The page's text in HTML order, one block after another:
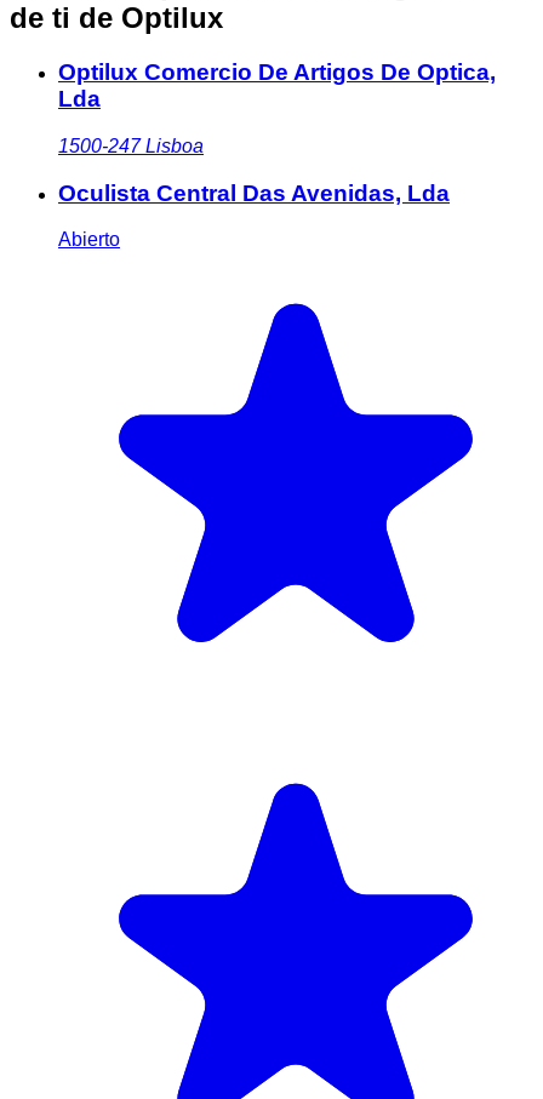
de ti de Optilux
Optilux Comercio De Artigos De Optica,
Lda
1500-247 Lisboa
Oculista Central Das Avenidas, Lda
Abierto